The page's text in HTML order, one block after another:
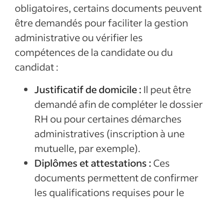
obligatoires, certains documents peuvent
être demandés pour faciliter la gestion
administrative ou vérifier les
compétences de la candidate ou du
candidat :
Justificatif de domicile : Il peut être
demandé afin de compléter le dossier
RH ou pour certaines démarches
administratives (inscription à une
mutuelle, par exemple).
Diplômes et attestations : Ces
documents permettent de confirmer
les qualifications requises pour le